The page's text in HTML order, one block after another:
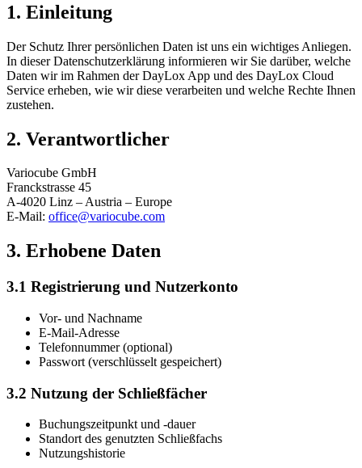
1. Einleitung
Der Schutz Ihrer persönlichen Daten ist uns ein wichtiges Anliegen.
In dieser Datenschutzerklärung informieren wir Sie darüber, welche
Daten wir im Rahmen der DayLox App und des DayLox Cloud
Service erheben, wie wir diese verarbeiten und welche Rechte Ihnen
zustehen.
2. Verantwortlicher
Variocube GmbH
Franckstrasse 45
A-4020 Linz – Austria – Europe
E-Mail: office@variocube.com
3. Erhobene Daten
3.1 Registrierung und Nutzerkonto
Vor- und Nachname
E-Mail-Adresse
Telefonnummer (optional)
Passwort (verschlüsselt gespeichert)
3.2 Nutzung der Schließfächer
Buchungszeitpunkt und -dauer
Standort des genutzten Schließfachs
Nutzungshistorie